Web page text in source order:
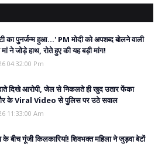
का पुनर्जन्म हुआ...' PM मोदी को अपशब्द बोलने वाली
मां ने जोड़े हाथ, रोते हुए की यह बड़ी मांग!
04:32:00 Pm
दिखे आरोपी, जेल से निकलते ही खुद उतार फेंका
के Viral Video से पुलिस पर उठे सवाल
11:33:00 Am
के बीच गूंजी किलकारियां! शिवभक्त महिला ने जुड़वा बेटों